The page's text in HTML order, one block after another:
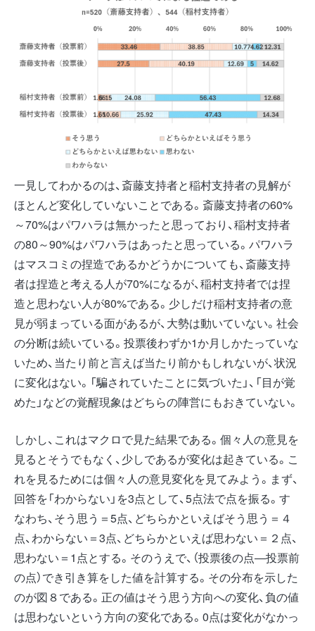
一見してわかるのは、斎藤支持者と稲村支持者の見解が
ほとんど変化していないことである。斎藤支持者の60%
～70%はパワハラは無かったと思っており、稲村支持者
の80～90%はパワハラはあったと思っている。パワハラ
はマスコミの捏造であるかどうかについても、斎藤支持
者は捏造と考える人が70%になるが、稲村支持者では捏
造と思わない人が80%である。少しだけ稲村支持者の意
見が弱まっている面があるが、大勢は動いていない。社会
の分断は続いている。投票後わずか1か月しかたっていな
いため、当たり前と言えば当たり前かもしれないが、状況
に変化はない。「騙されていたことに気づいた」、「目が覚
めた」などの覚醒現象はどちらの陣営にもおきていない。
しかし、これはマクロで見た結果である。個々人の意見を
見るとそうでもなく、少しであるが変化は起きている。こ
れを見るためには個々人の意見変化を見てみよう。まず、
回答を「わからない」を3点として、5点法で点を振る。す
なわち、そう思う＝5点、どちらかといえばそう思う＝４
点、わからない＝3点、どちらかといえば思わない＝２点、
思わない＝1点とする。そのうえで、（投票後の点―投票前
の点）でき引き算をした値を計算する。その分布を示した
のが図８である。正の値はそう思う方向への変化、負の値
は思わないという方向の変化である。0点は変化がなかっ